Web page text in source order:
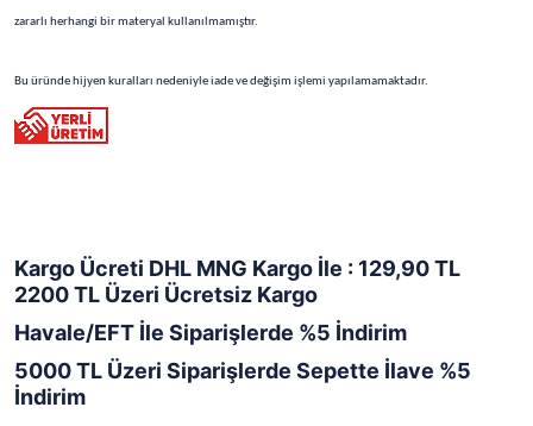
zararlı herhangi bir materyal kullanılmamıştır.
Bu üründe hijyen kuralları nedeniyle iade ve değişim işlemi yapılamamaktadır.
Kargo Ücreti DHL MNG Kargo İle : 129,90 TL
2200 TL Üzeri Ücretsiz Kargo
Havale/EFT İle Siparişlerde %5 İndirim
5000 TL Üzeri Siparişlerde Sepette İlave %5
İndirim